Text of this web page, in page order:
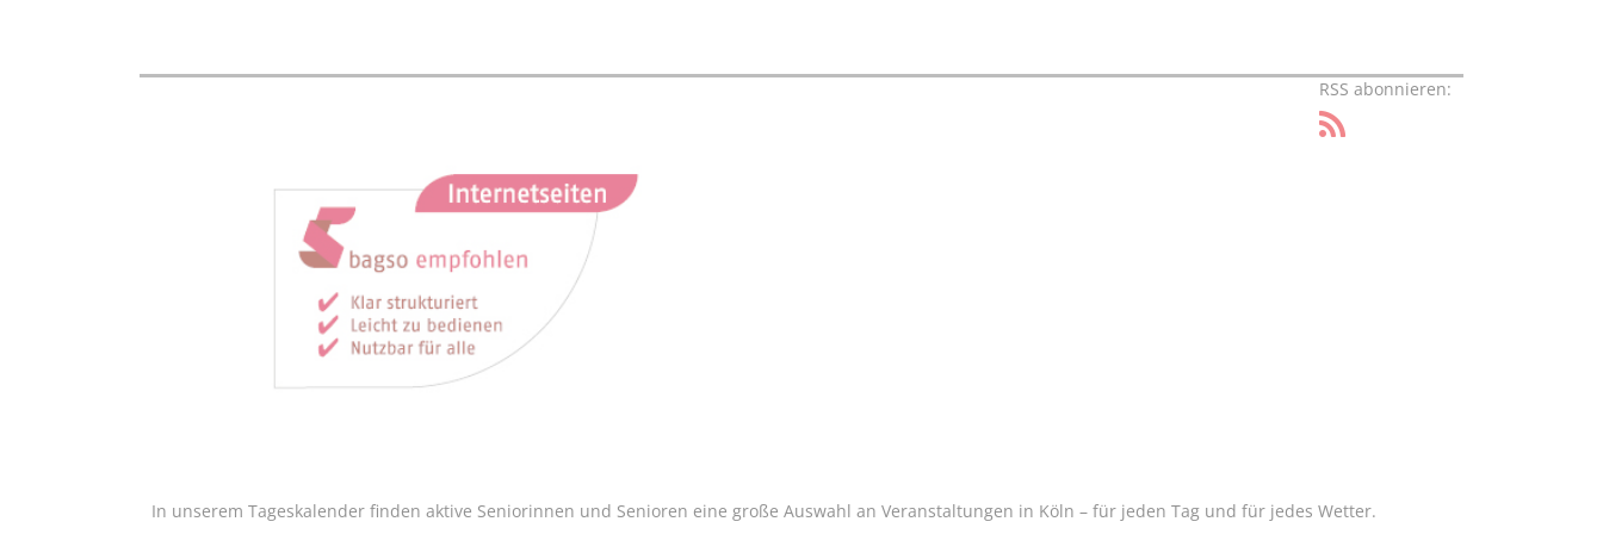
RSS abonnieren:
In unserem Tageskalender finden aktive Seniorinnen und Senioren eine große Auswahl an Veranstaltungen in Köln – für jeden Tag und für jedes Wetter.